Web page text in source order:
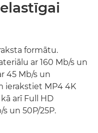
formātu.
ar 160 Mb/s un
45 Mb/s un
ierakstiet MP4 4K
arī Full HD
s un 50P/25P.